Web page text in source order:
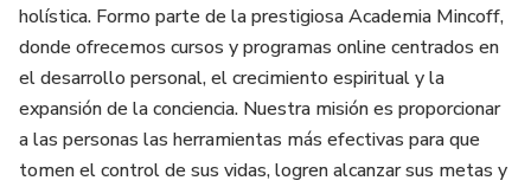
holística. Formo parte de la prestigiosa Academia Mincoff,
donde ofrecemos cursos y programas online centrados en
el desarrollo personal, el crecimiento espiritual y la
expansión de la conciencia. Nuestra misión es proporcionar
a las personas las herramientas más efectivas para que
tomen el control de sus vidas, logren alcanzar sus metas y